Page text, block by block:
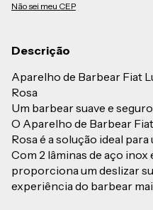
Não sei meu CEP
Descrição
Aparelho de Barbear Fiat
Rosa
Um barbear suave e
O Aparelho de Barbear
Rosa é a solução ideal
Com 2 lâminas de aço inox
proporciona um deslizar
experiência do barbear